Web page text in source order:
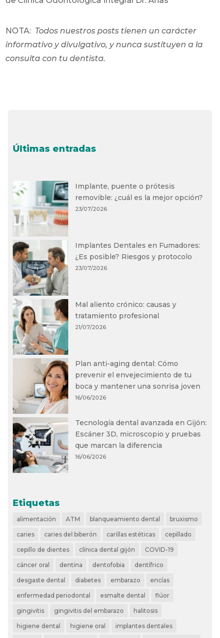
NOTA: Todos nuestros posts tienen un carácter
informativo y divulgativo, y nunca sustituyen a la
consulta con tu dentista.
Últimas entradas
Implante, puente o prótesis
removible: ¿cuál es la mejor opción?
23/07/2026
Implantes Dentales en Fumadores:
¿Es posible? Riesgos y protocolo
23/07/2026
Mal aliento crónico: causas y
tratamiento profesional
21/07/2026
Plan anti-aging dental: Cómo
prevenir el envejecimiento de tu
boca y mantener una sonrisa joven
16/06/2026
Tecnología dental avanzada en Gijón:
Escáner 3D, microscopio y pruebas
que marcan la diferencia
16/06/2026
Etiquetas
alimentación ATM blanqueamiento dental bruxismo
caries caries del biberón carillas estéticas cepillado
cepillo de dientes clínica dental gijón COVID-19
cáncer oral dentina dentofobia dentífrico
desgaste dental diabetes embarazo encías
enfermedad periodontal esmalte dental flúor
gingivitis gingivitis del embarazo halitosis
higiene dental higiene oral implantes dentales